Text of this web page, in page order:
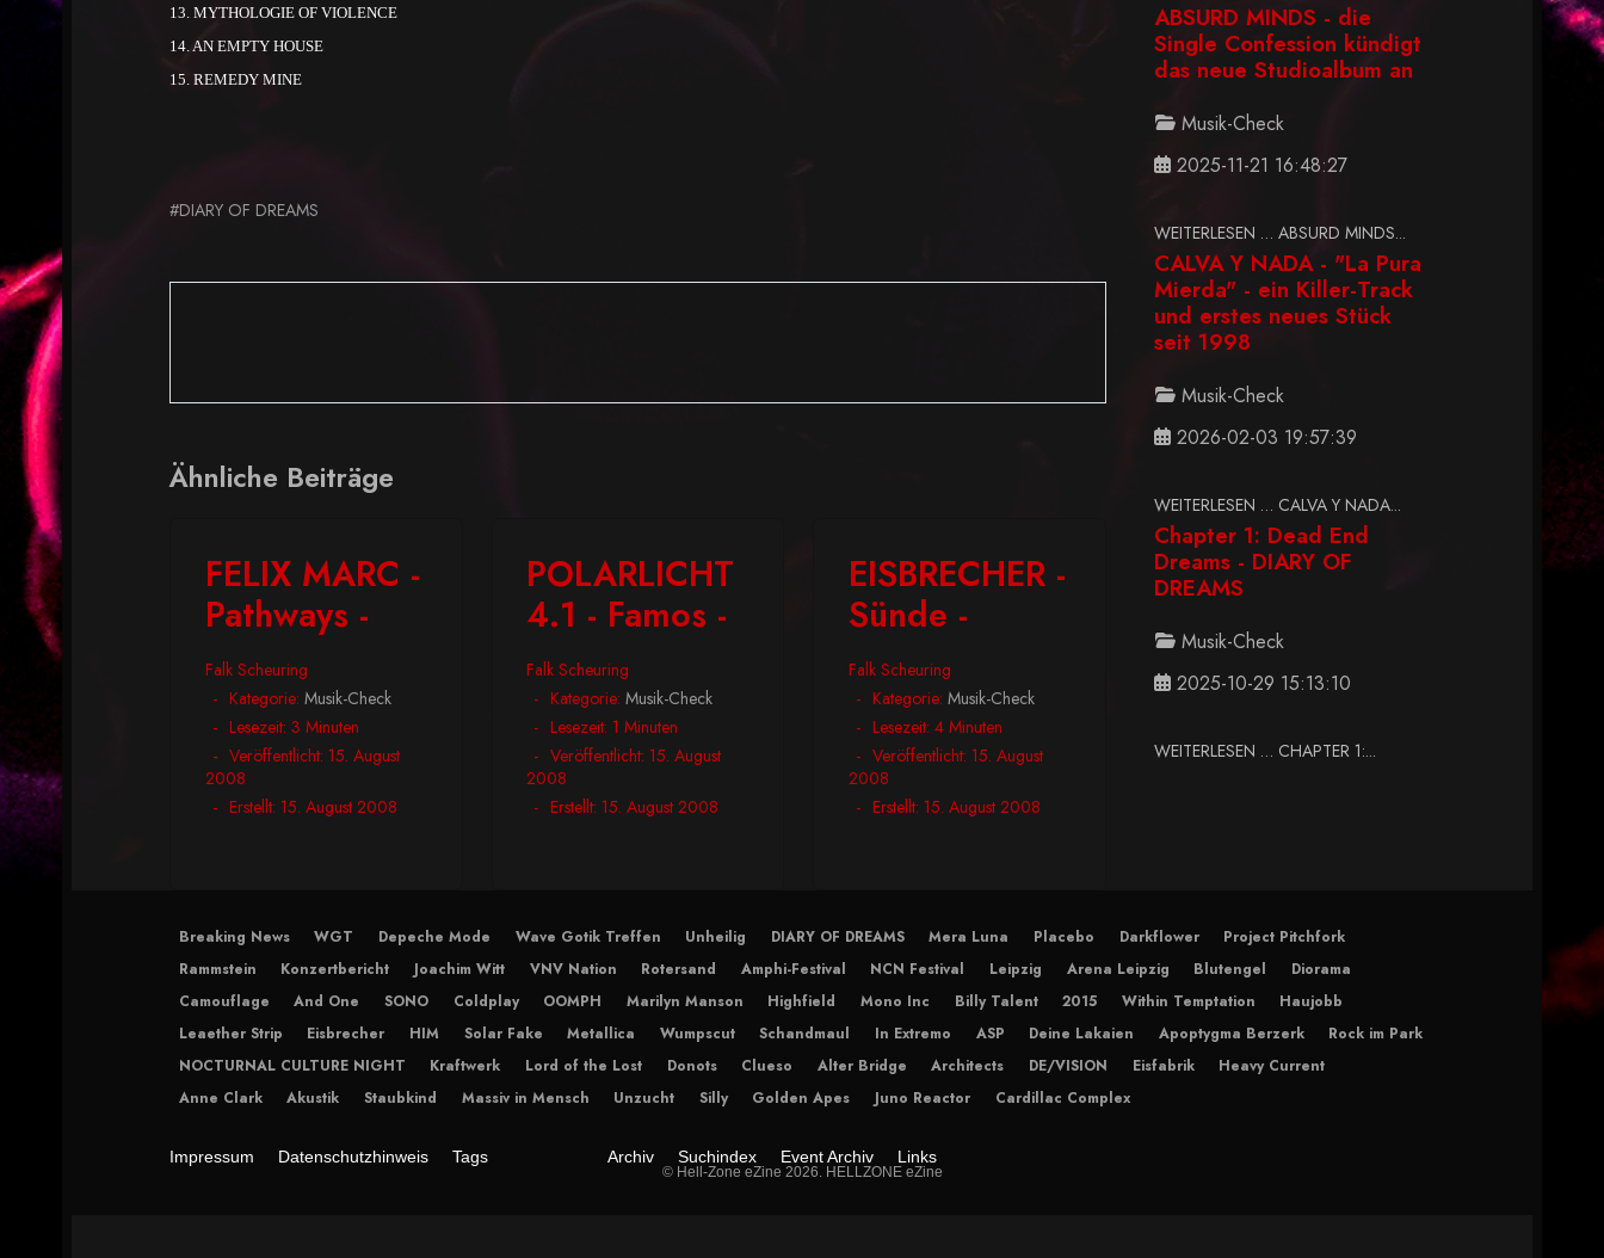
13. MYTHOLOGIE OF VIOLENCE
14. AN EMPTY HOUSE
15. REMEDY MINE
#DIARY OF DREAMS
Ähnliche Beiträge
FELIX MARC -
Pathways -
Falk Scheuring
Kategorie: Musik-Check
Lesezeit: 3 Minuten
Veröffentlicht: 15. August
2008
Erstellt: 15. August 2008
POLARLICHT
4.1 - Famos -
Falk Scheuring
Kategorie:Musik-Check
Lesezeit: 1 Minuten
Veröffentlicht: 15. August
2008
Erstellt: 15. August 2008
EISBRECHER -
Sünde -
Falk Scheuring
Kategorie:Musik-Check
Lesezeit: 4 Minuten
Veröffentlicht: 15. August
2008
Erstellt: 15. August 2008
ABSURD MINDS - die
Single Confession kündigt
das neue Studioalbum an
Musik-Check
2025-11-21 16:48:27
WEITERLESEN … ABSURD MINDS...
CALVA Y NADA - "La Pura
Mierda" - ein Killer-Track
und erstes neues Stück
seit 1998
Musik-Check
2026-02-03 19:57:39
WEITERLESEN … CALVA Y NADA...
Chapter 1: Dead End
Dreams - DIARY OF
DREAMS
Musik-Check
2025-10-29 15:13:10
WEITERLESEN … CHAPTER 1:...
Breaking News WGT Depeche Mode Wave Gotik Treffen Unheilig DIARY OF DREAMS Mera Luna Placebo Darkflower
Project Pitchfork
Rammstein
Konzertbericht Joachim Witt VNV Nation Rotersand Amphi-Festival NCN Festival Leipzig Arena Leipzig Blutengel
Diorama
Camouflage
And One SONO Coldplay OOMPH Marilyn Manson Highfield Mono Inc Billy Talent 2015 Within Temptation
Haujobb
Leaether Strip
Eisbrecher HIM Solar Fake Metallica Wumpscut Schandmaul In Extremo ASP Deine Lakaien Apoptygma Berzerk
Rock im Park
NOCTURNAL CULTURE NIGHT
Kraftwerk Lord of the Lost Donots Clueso Alter Bridge Architects DE/VISION Eisfabrik
Heavy Current
Anne Clark
Akustik Staubkind Massiv in Mensch Unzucht Silly Golden Apes Juno Reactor Cardillac Complex
Impressum Datenschutzhinweis Tags Archiv Suchindex Event Archiv Links
© Hell-Zone eZine 2026. HELLZONE eZine